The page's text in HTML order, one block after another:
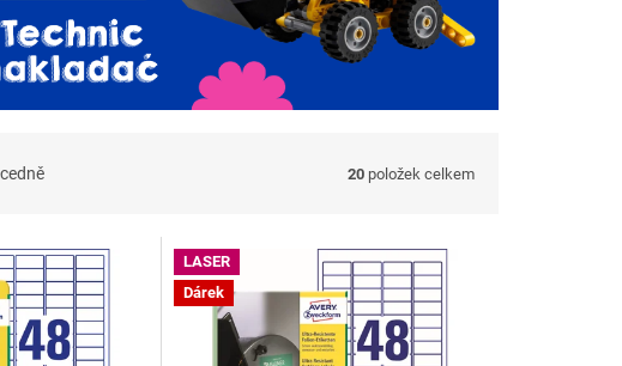
20 položek celkem
LASER
Dárek